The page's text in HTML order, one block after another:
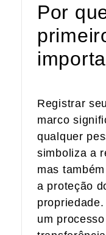
Por
Registrar
marco
qualquer
simboliza a
mas
a proteção
um